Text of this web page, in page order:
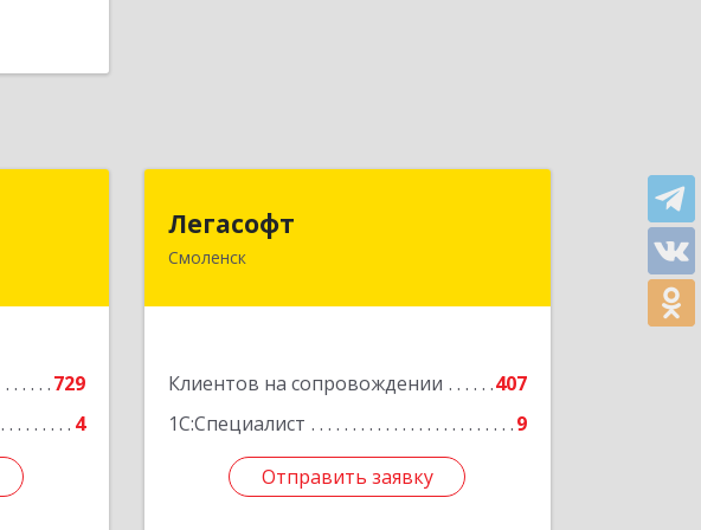
729
4
Легасофт
Смоленск
Клиентов на сопровождении
407
1С:Специалист
9
Отправить заявку
214018, Смоленская обл, Смоленск г,
Отправить заявку